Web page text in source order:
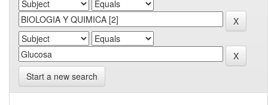
Start a new search